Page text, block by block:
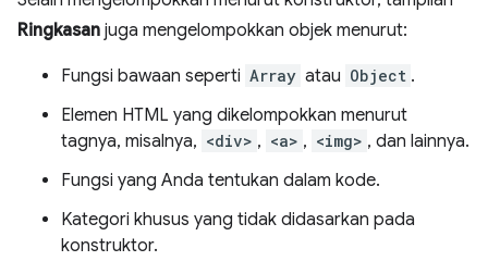
Ringkasan juga mengelompokkan objek menurut:
Fungsi bawaan seperti Array atau Object .
Elemen HTML yang dikelompokkan menurut
tagnya, misalnya, <div> , <a> , <img> , dan lainnya.
Fungsi yang Anda tentukan dalam kode.
Kategori khusus yang tidak didasarkan pada
konstruktor.